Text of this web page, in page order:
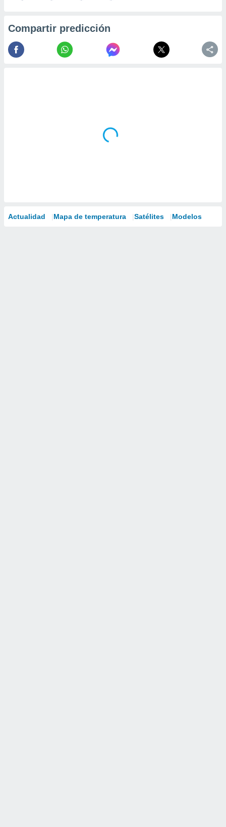
Compartir predicción
Actualidad Mapa de temperatura Satélites Modelos